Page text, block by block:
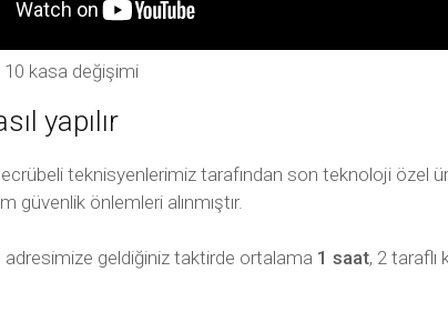
kasa değişimi
yapılır
teknisyenlerimiz tarafından son teknoloji özel
güvenlik önlemleri alınmıştır.
geldiğiniz taktirde ortalama 1 saat, 2